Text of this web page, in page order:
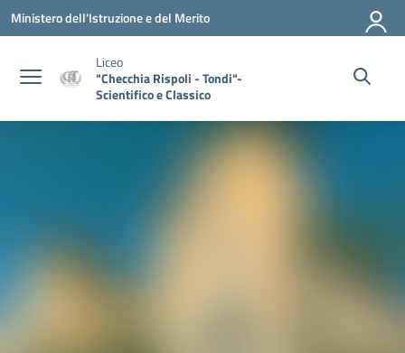
Vai ai contenuti
Vai al menu di navigazione
Vai al footer
Ministero dell'Istruzione e del Merito
Liceo
"Checchia Rispoli - Tondi"-
Scientifico e Classico